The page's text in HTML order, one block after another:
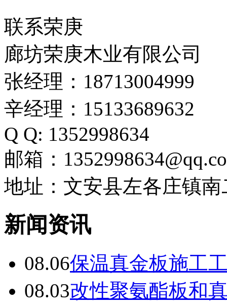
联系荣庚
廊坊荣庚木业有限公司
张经理：18713004999
辛经理：15133689632
Q Q: 1352998634
邮箱：
地址：文安县左各庄镇
新闻资讯
08.06保温真金板施工
08.03改性聚氨酯板和